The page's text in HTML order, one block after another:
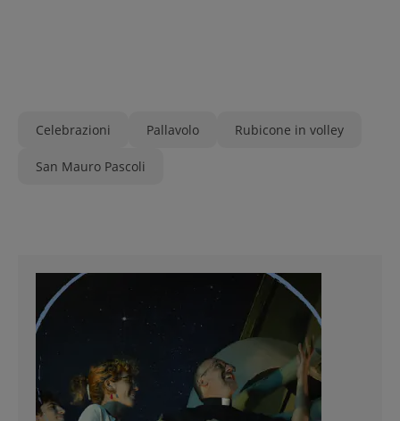
Celebrazioni Pallavolo Rubicone in volley
San Mauro Pascoli